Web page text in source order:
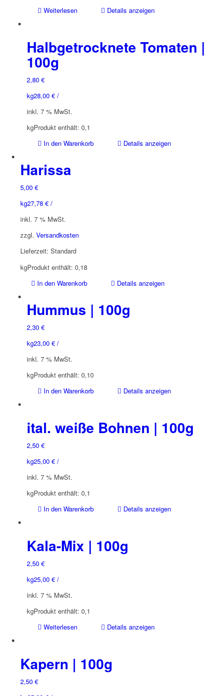
Weiterlesen
Details anzeigen
Halbgetrocknete Tomaten |
100g
2,80 €
28,00 €/
kg
inkl. 7 % MwSt.
Produkt enthält: 0,1
kg
In den Warenkorb
Details anzeigen
Harissa
5,00 €
27,78 €/
kg
inkl. 7 % MwSt.
zzgl. Versandkosten
Lieferzeit: Standard
Produkt enthält: 0,18
kg
In den Warenkorb
Details anzeigen
Hummus | 100g
2,30 €
23,00 €/
kg
inkl. 7 % MwSt.
Produkt enthält: 0,10
kg
In den Warenkorb
Details anzeigen
ital. weiße Bohnen | 100g
2,50 €
25,00 €/
kg
inkl. 7 % MwSt.
Produkt enthält: 0,1
kg
In den Warenkorb
Details anzeigen
Kala-Mix | 100g
2,50 €
25,00 €/
kg
inkl. 7 % MwSt.
Produkt enthält: 0,1
kg
Weiterlesen
Details anzeigen
Kapern | 100g
2,50 €